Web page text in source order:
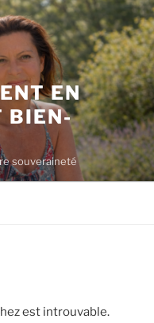
EN
BIEN-
souveraineté
est introuvable.